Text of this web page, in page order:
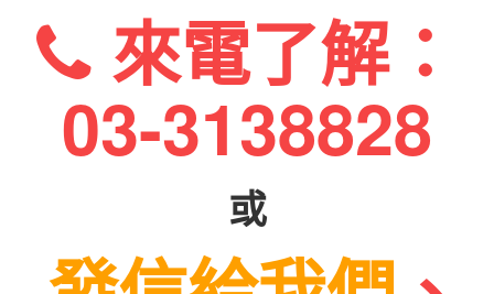
來電了解：
03-3138828
或